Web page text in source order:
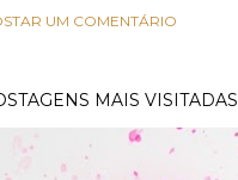
UM COMENTÁRIO
MAIS VISITADAS